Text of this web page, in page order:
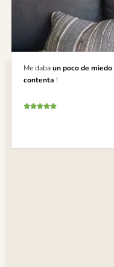
Me dabaun poco de miedo
contenta !